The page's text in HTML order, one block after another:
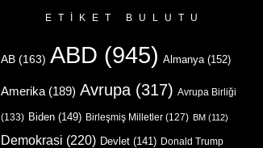
ETIKET BULUTU
AB (163) ABD (945) Almanya (152)
Amerika (189) Avrupa (317) Avrupa Birliği
(133) Biden (149) Birleşmiş Milletler (127) BM (112)
Demokrasi (220) Devlet (141) Donald Trump